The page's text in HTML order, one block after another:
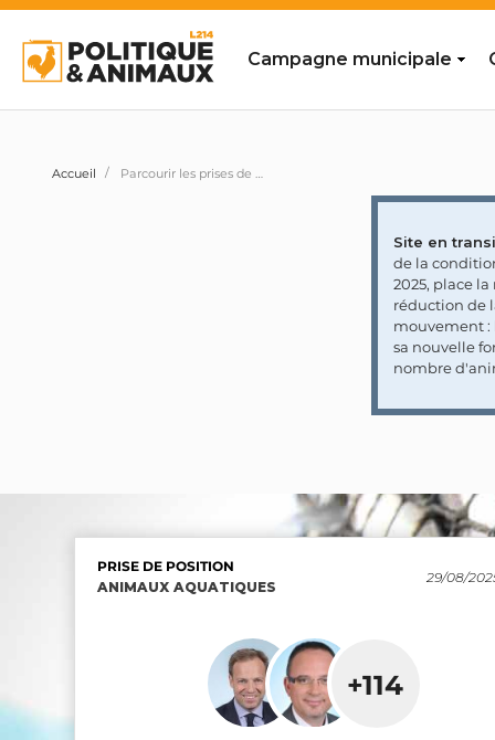
Campagne municipale
Accueil Parcourir les prises de position des personnalités et partis politiques
Site en
de la
2025, place
réduction de
mouvement :
sa nouvelle
nombre
PRISE DE POSITION
ANIMAUX AQUATIQUES
29/08/
+114
PRISE DE POSITION
ANIMAUX AQUATIQUES
22/10/
+21
PRISE DE POSITION
ANIMAUX AQUATIQUES
10/12/
+61